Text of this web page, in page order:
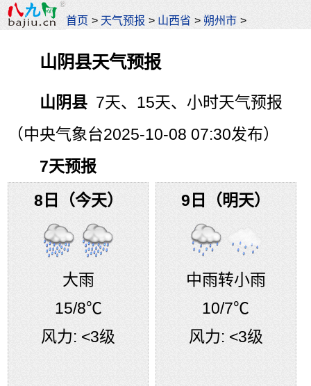
首页 > 天气预报 > 山西省 >朔州市 >
山阴县天气预报
山阴县 7天、15天、小时天气预报
（中央气象台2025-10-08 07:30发布）
7天预报
8日（今天）
大雨
15/8℃
风力: <3级
9日（明天）
中雨转小雨
10/7℃
风力: <3级